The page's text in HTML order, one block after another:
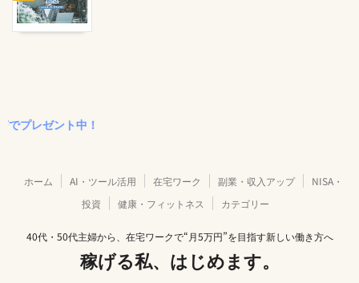
ント中！
ホーム AI・ツール活用 在宅ワーク 副業・収入アップ
NISA・
投資
健康・フィットネス カテゴリー
40代・50代主婦から、在宅ワークで“月5万円”を目指す新しい働き方へ
稼げる私、はじめます。